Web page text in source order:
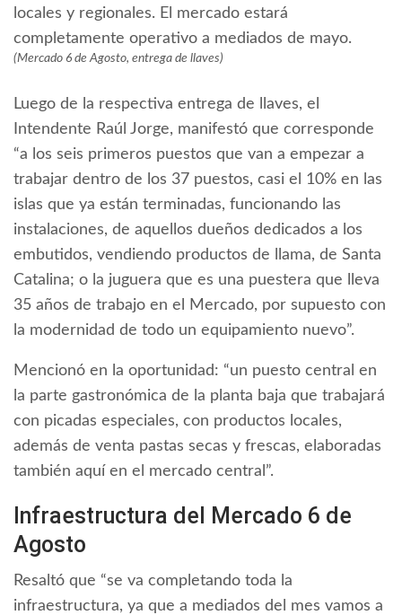
locales y regionales. El mercado estará
completamente operativo a mediados de mayo.
(Mercado 6 de Agosto, entrega de llaves)
Luego de la respectiva entrega de llaves, el
Intendente Raúl Jorge, manifestó que corresponde
“a los seis primeros puestos que van a empezar a
trabajar dentro de los 37 puestos, casi el 10% en las
islas que ya están terminadas, funcionando las
instalaciones, de aquellos dueños dedicados a los
embutidos, vendiendo productos de llama, de Santa
Catalina; o la juguera que es una puestera que lleva
35 años de trabajo en el Mercado, por supuesto con
la modernidad de todo un equipamiento nuevo”.
Mencionó en la oportunidad: “un puesto central en
la parte gastronómica de la planta baja que trabajará
con picadas especiales, con productos locales,
además de venta pastas secas y frescas, elaboradas
también aquí en el mercado central”.
Infraestructura del Mercado 6 de
Agosto
Resaltó que “se va completando toda la
infraestructura, ya que a mediados del mes vamos a